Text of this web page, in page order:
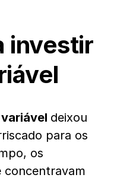
investir
deixou
para os
os
concentravam